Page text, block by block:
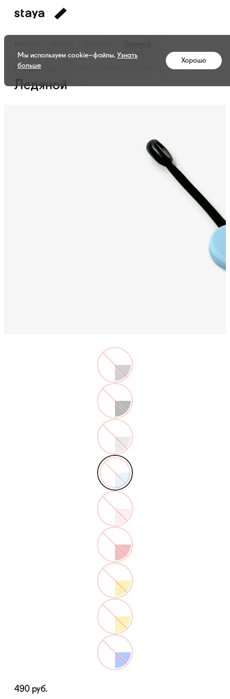
Холдер для использованного пакета
Ледяной
490 руб.
Мы используем cookie–файлы. Узнать
больше
Хорошо